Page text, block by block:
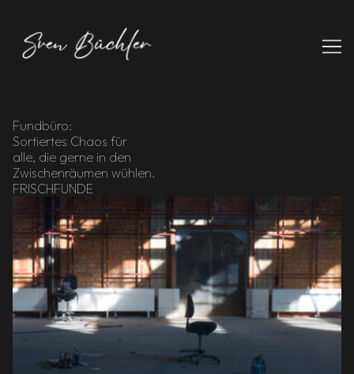
Content
Fundbüro:
Sortiertes Chaos für
alle, die gerne in den
Zwischenräumen wühlen.
FRISCHFUNDE